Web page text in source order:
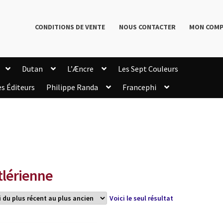
CONDITIONS DE VENTE NOUS CONTACTER MON
Dutan L’Æncre
Les Sept Couleurs
Éditeurs Philippe Randa
Francephi
Voici le seul résultat